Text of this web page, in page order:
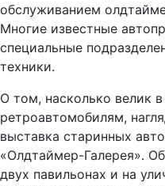
обслуживанием
Многие известные
специальные
техники.
О том, насколько велик
ретроавтомобилям,
выставка старинных
«Олдтаймер-Галерея».
двух павильонах и на